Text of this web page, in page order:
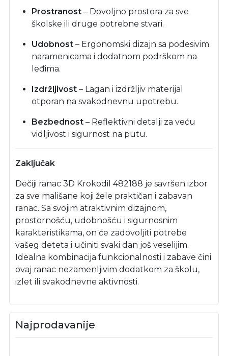
Prostranost – Dovoljno prostora za sve
školske ili druge potrebne stvari.
Udobnost – Ergonomski dizajn sa podesivim
naramenicama i dodatnom podrškom na
leđima.
Izdržljivost – Lagan i izdržljiv materijal
otporan na svakodnevnu upotrebu.
Bezbednost – Reflektivni detalji za veću
vidljivost i sigurnost na putu.
Zaključak
Dečiji ranac 3D Krokodil 482188 je savršen izbor
za sve mališane koji žele praktičan i zabavan
ranac. Sa svojim atraktivnim dizajnom,
prostornošću, udobnošću i sigurnosnim
karakteristikama, on će zadovoljiti potrebe
vašeg deteta i učiniti svaki dan još veselijim.
Idealna kombinacija funkcionalnosti i zabave čini
ovaj ranac nezamenljivim dodatkom za školu,
izlet ili svakodnevne aktivnosti.
Najprodavanije